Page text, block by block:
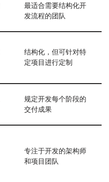
最适合需要结构化开
发流程的团队
结构化，但可针对特
定项目进行定制
规定开发每个阶段的
交付成果
专注于开发的架构师
和项目团队